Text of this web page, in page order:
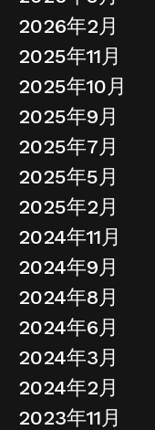
2026年2月
2025年11月
2025年10月
2025年9月
2025年7月
2025年5月
2025年2月
2024年11月
2024年9月
2024年8月
2024年6月
2024年3月
2024年2月
2023年11月